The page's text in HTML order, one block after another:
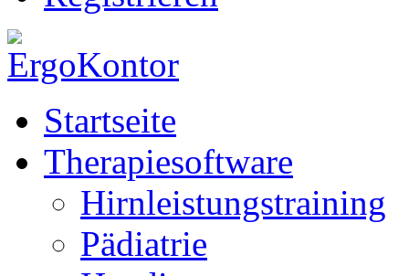
Startseite
Therapiesoftware
Hirnleistungstraining
Pädiatrie